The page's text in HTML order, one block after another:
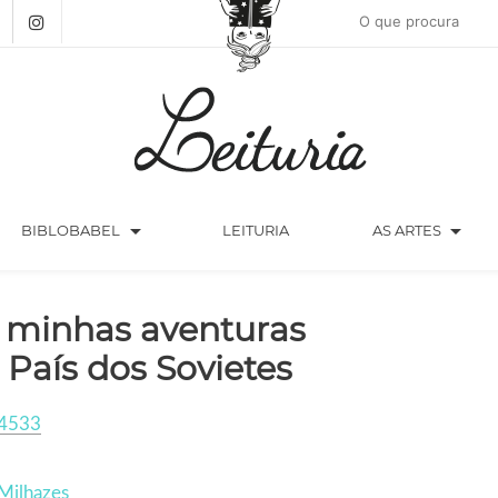
BIBLOBABEL arrow_drop_down LEITURIA AS ARTES arrow_drop_down
minhas aventuras
dos Sovietes